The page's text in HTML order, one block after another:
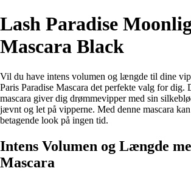
Lash Paradise
Mascara Black
Vil du have intens volumen og længde til dine
Paris Paradise Mascara det perfekte valg for dig.
mascara giver dig drømmevipper med sin
jævnt og let på vipperne. Med denne mascara
betagende look på ingen tid.
Intens Volumen og Længde
Mascara